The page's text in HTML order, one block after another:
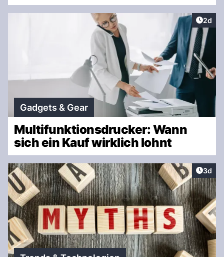
2d
Gadgets & Gear
Multifunktionsdrucker: Wann
sich ein Kauf wirklich lohnt
3d